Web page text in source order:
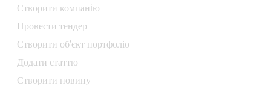
Створити компанiю
Провести тендер
Створити об’єкт портфоліо
Додати статтю
Створити новину